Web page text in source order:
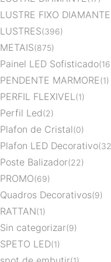
LUSTRE FIXO DIAMANTE
LUSTRES 396
METAIS 875
Painel LED Sofisticado 16
PENDENTE MARMORE 1
PERFIL FLEXIVEL 1
Perfil Led 2
Plafon de Cristal 0
Plafon LED Decorativo 32
Poste Balizador 22
PROMO 69
Quadros Decorativos 9
RATTAN 1
Sin categorizar 9
SPETO LED 1